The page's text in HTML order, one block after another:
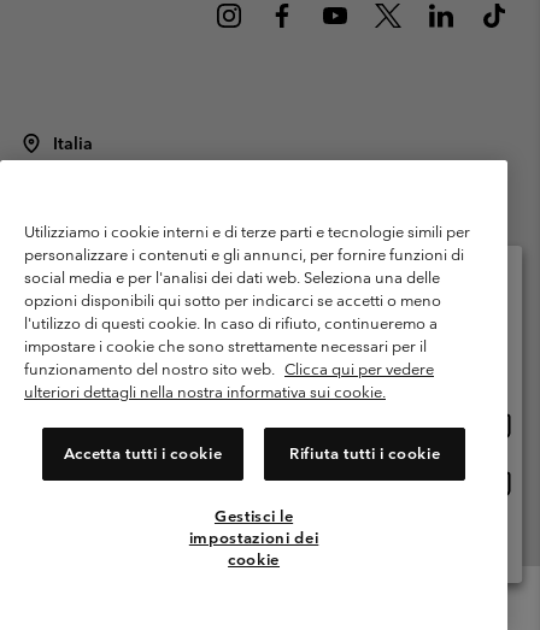
Italia
Termini di utilizzo
Condizioni Generali di Venditaa
Garanzia
Politica sulla privacy
Termini e condizioni del programma di membership
Condizioni di utilizzo dei contenuti generati dagli utenti
Impressum
Cookies
Public CBCR
Servizio clienti: Lun. - ven. 9:00 - 13:00 & 14:00- 18:00
(+)390694804176
Utilizziamo i cookie interni e di terze parti e tecnologie simili per
personalizzare i contenuti e gli annunci, per fornire funzioni di
social media e per l'analisi dei dati web. Seleziona una delle
opzioni disponibili qui sotto per indicarci se accetti o meno
l'utilizzo di questi cookie. In caso di rifiuto, continueremo a
impostare i cookie che sono strettamente necessari per il
funzionamento del nostro sito web. Clicca qui per vedere
ulteriori dettagli nella nostra informativa sui cookie.
Accetta tutti i cookie Rifiuta tutti i cookie
Gestisci le
impostazioni dei
cookie
Seleziona il paese di spedizione e la lingua
Shopping online disponibile
online
Italia
online
Visualizza Tutti I Paesi